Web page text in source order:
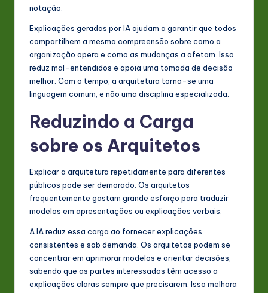
notação.
Explicações geradas por IA ajudam a garantir que todos
compartilhem a mesma compreensão sobre como a
organização opera e como as mudanças a afetam. Isso
reduz mal-entendidos e apoia uma tomada de decisão
melhor. Com o tempo, a arquitetura torna-se uma
linguagem comum, e não uma disciplina especializada.
Reduzindo a Carga
sobre os Arquitetos
Explicar a arquitetura repetidamente para diferentes
públicos pode ser demorado. Os arquitetos
frequentemente gastam grande esforço para traduzir
modelos em apresentações ou explicações verbais.
A IA reduz essa carga ao fornecer explicações
consistentes e sob demanda. Os arquitetos podem se
concentrar em aprimorar modelos e orientar decisões,
sabendo que as partes interessadas têm acesso a
explicações claras sempre que precisarem. Isso melhora